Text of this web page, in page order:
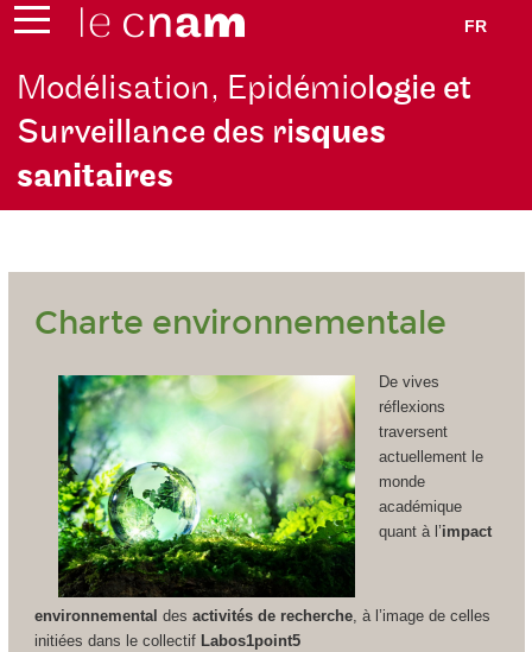
FR
Modélisation, Epidémiologie et
Surveillance des risques
sanitaires
Charte environnementale
De vives
réflexions
traversent
actuellement le
monde
académique
quant à l’impact
environnemental des activités de recherche, à l’image de celles
initiées dans le collectif Labos1point5